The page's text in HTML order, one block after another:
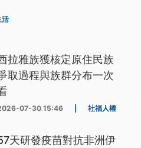
活
拉雅族獲核定原住民族
取過程與族群分布一次
07-30 15:46 社福人權
天研發疫苗對抗非洲伊